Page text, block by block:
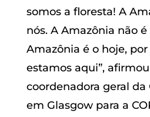
somos a floresta! A
nós. A Amazônia não
Amazônia é o hoje, por
estamos aqui”,
coordenadora geral da
em Glasgow para a